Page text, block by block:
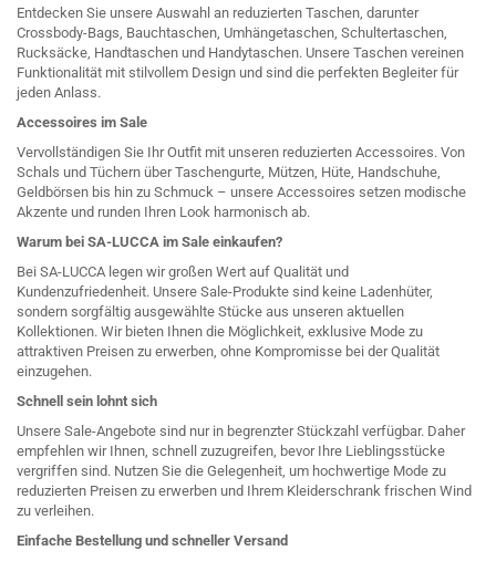
Entdecken Sie unsere Auswahl an reduzierten Taschen, darunter
Crossbody-Bags, Bauchtaschen, Umhängetaschen, Schultertaschen,
Rucksäcke, Handtaschen und Handytaschen. Unsere Taschen vereinen
Funktionalität mit stilvollem Design und sind die perfekten Begleiter für
jeden Anlass.
Accessoires im Sale
Vervollständigen Sie Ihr Outfit mit unseren reduzierten Accessoires. Von
Schals und Tüchern über Taschengurte, Mützen, Hüte, Handschuhe,
Geldbörsen bis hin zu Schmuck – unsere Accessoires setzen modische
Akzente und runden Ihren Look harmonisch ab.
Warum bei SA-LUCCA im Sale einkaufen?
Bei SA-LUCCA legen wir großen Wert auf Qualität und
Kundenzufriedenheit. Unsere Sale-Produkte sind keine Ladenhüter,
sondern sorgfältig ausgewählte Stücke aus unseren aktuellen
Kollektionen. Wir bieten Ihnen die Möglichkeit, exklusive Mode zu
attraktiven Preisen zu erwerben, ohne Kompromisse bei der Qualität
einzugehen.
Schnell sein lohnt sich
Unsere Sale-Angebote sind nur in begrenzter Stückzahl verfügbar. Daher
empfehlen wir Ihnen, schnell zuzugreifen, bevor Ihre Lieblingsstücke
vergriffen sind. Nutzen Sie die Gelegenheit, um hochwertige Mode zu
reduzierten Preisen zu erwerben und Ihrem Kleiderschrank frischen Wind
zu verleihen.
Einfache Bestellung und schneller Versand